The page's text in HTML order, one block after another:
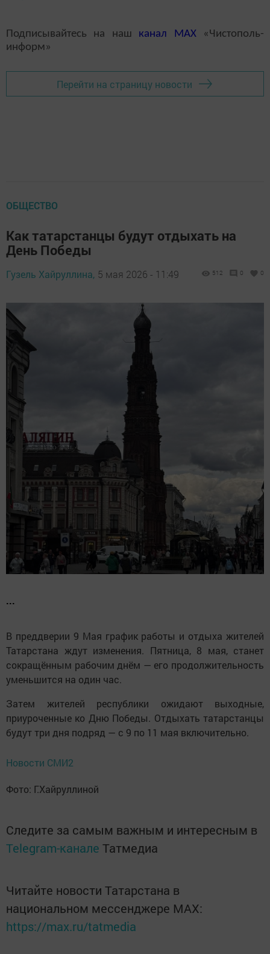
Подписывайтесь на наш канал MAX«Чистополь-
информ»
Перейти на страницу новости
ОБЩЕСТВО
Как татарстанцы будут отдыхать на
День Победы
Гузель Хайруллина, 5 мая 2026 - 11:49 512 0 0
...
В преддверии 9 Мая график работы и отдыха жителей
Татарстана ждут изменения. Пятница, 8 мая, станет
сокращённым рабочим днём — его продолжительность
уменьшится на один час.
Затем жителей республики ожидают выходные,
приуроченные ко Дню Победы. Отдыхать татарстанцы
будут три дня подряд — с 9 по 11 мая включительно.
Новости СМИ2
Фото: Г.Хайруллиной
Следите за самым важным и интересным в
Telegram-канале Татмедиа
Читайте новости Татарстана в
национальном мессенджере MАХ:
https://max.ru/tatmedia